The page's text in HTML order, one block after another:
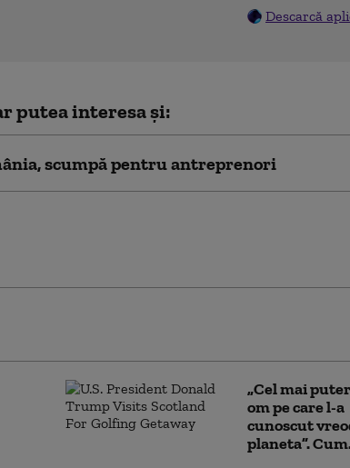
Descarcă
putea interesa și:
scumpă pentru antreprenori
„Cel mai
om pe care l-a
cunoscut
planeta”.